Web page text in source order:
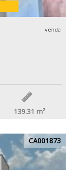
venda
139.31 m²
CA001873